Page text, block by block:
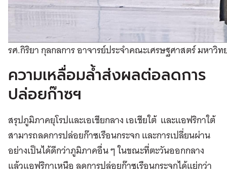
รศ.กิริยา กุลกลการ อาจารย์ประจำคณะเศรษฐศาสตร์ มหาวิ
ความเหลื่อมล้ำส่งผลต่อลดการ
ปล่อยก๊าซฯ
สรุปภูมิภาคยุโรปและเอเชียกลาง เอเชียใต้ และแอฟริกาใต้
สามารถลดการปล่อยก๊าซเรือนกระจก และการเปลี่ยนผ่าน
อย่างเป็นได้ดีกว่าภูมิภาคอื่น ๆ ในขณะที่ตะวันออกกลาง
แล้วแอฟริกาเหนือ ลดการปล่อยก๊าซเรือนกระจกได้แย่กว่า